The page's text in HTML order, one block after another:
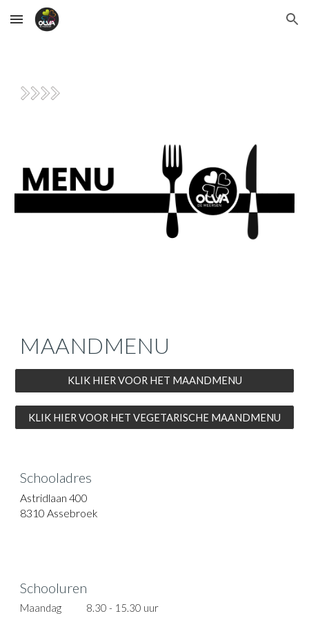
Skip to main content Skip to navigation
MAANDMENU
KLIK HIER VOOR HET MAANDMENU
KLIK HIER VOOR HET VEGETARISCHE MAANDMENU
Schooladres
Astridlaan 400
8310 Assebroek
Schooluren
Maandag
8.30 - 15.30 uur